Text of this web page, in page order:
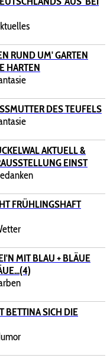
RUND UM' GARTEN
HARTEN
DES TEUFELS
AKTUELL &
EINST
FRÜHLINGSHAFT
MIT BLAU + BLÄUE
BETTINA SICH DIE